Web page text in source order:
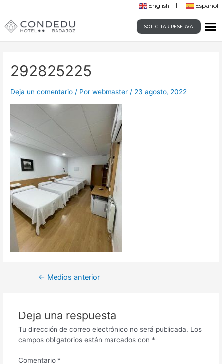
English Español
SOLICITAR RESERVA
292825225
Deja un comentario / Porwebmaster / 23 agosto, 2022
← Medios anterior
Deja una respuesta
Tu dirección de correo electrónico no será publicada. Los
campos obligatorios están marcados con *
Comentario *